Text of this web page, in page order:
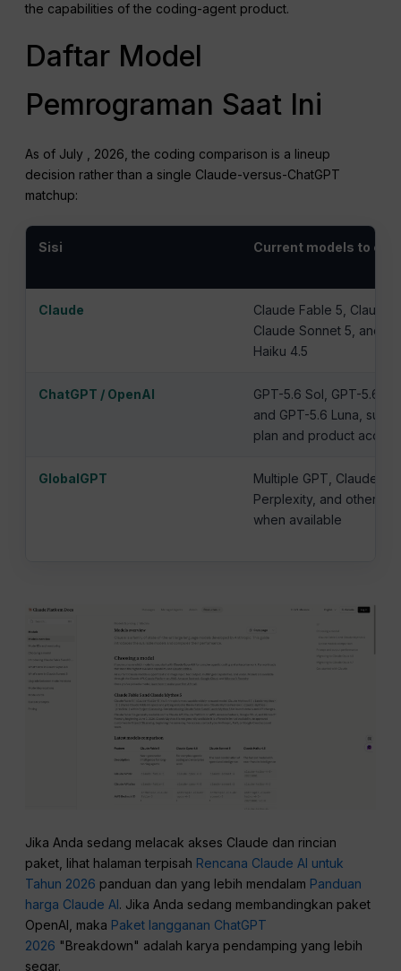
the capabilities of the coding-agent product.
Daftar Model
Pemrograman Saat Ini
As of July , 2026, the coding comparison is a lineup
decision rather than a single Claude-versus-ChatGPT
matchup:
Sisi Current models to
Claude
Claude Fable 5, Claude
Claude Sonnet 5, and
Haiku 4.5
ChatGPT / OpenAI
GPT-5.6 Sol, GPT-5.6
and GPT-5.6 Luna,
plan and product access
GlobalGPT
Multiple GPT, Claude,
Perplexity, and other
when available
Jika Anda sedang melacak akses Claude dan rincian
paket, lihat halaman terpisah Rencana Claude AI untuk
Tahun 2026 panduan dan yang lebih mendalam Panduan
harga Claude AI. Jika Anda sedang membandingkan paket
OpenAI, maka Paket langganan ChatGPT
2026 "Breakdown" adalah karya pendamping yang lebih
segar.